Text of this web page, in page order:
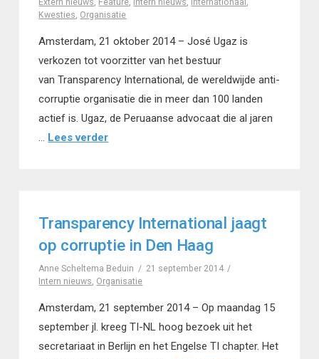
Extern nieuws, Feature, Intern nieuws, Internationaal ,
Kwesties, Organisatie
Amsterdam, 21 oktober 2014 – José Ugaz is
verkozen tot voorzitter van het bestuur
van Transparency International, de wereldwijde anti-
corruptie organisatie die in meer dan 100 landen
actief is. Ugaz, de Peruaanse advocaat die al jaren
… Lees verder
Transparency International jaagt
op corruptie in Den Haag
Anne Scheltema Beduin
21 september 2014
Intern nieuws, Organisatie
Amsterdam, 21 september 2014 – Op maandag 15
september jl. kreeg TI-NL hoog bezoek uit het
secretariaat in Berlijn en het Engelse TI chapter. Het